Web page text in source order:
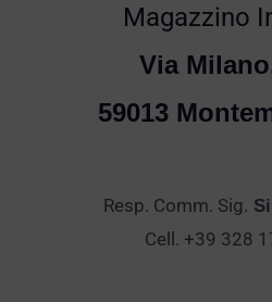
Magazzino
Via
59013
Resp. Comm. Sig.
Cell. +39 328